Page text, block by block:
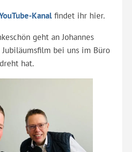
Kanal findet ihr hier.
geht an Johannes
bei uns im Büro
hat.